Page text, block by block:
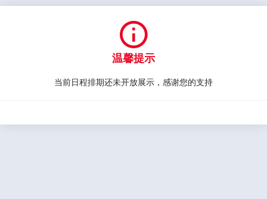

温馨提示
当前日程排期还未开放展示，感谢您的支持